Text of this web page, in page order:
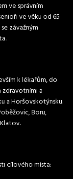
ve správním
ve věku od 65
závažným
k lékařům, do
zdravotními a
a Horšovskotýnsku.
Boru,
cílového místa: